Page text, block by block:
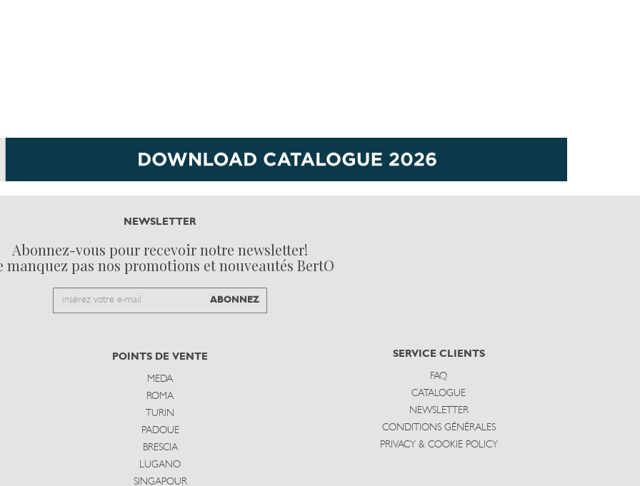
NEWSLETTER
Abonnez-vous pour recevoir notre newsletter!
manquez pas nos promotions et nouveautés BertO
Email
ABONNEZ
POINTS DE VENTE
MEDA
ROMA
TURIN
PADOUE
BRESCIA
LUGANO
SINGAPOUR
SERVICE CLIENTS
FAQ
CATALOGUE
NEWSLETTER
CONDITIONS GÉNÉRALES
PRIVACY & COOKIE POLICY